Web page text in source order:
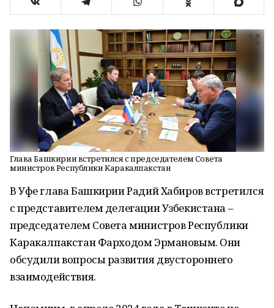
Глава Башкирии встретился с председателем Совета
министров Республики Каракалпакстан
В Уфе глава Башкирии Радий Хабиров встретился
с представителем делегации Узбекистана –
председателем Совета министров Республики
Каракалпакстан Фарходом Эрмановым. Они
обсудили вопросы развития двустороннего
взаимодействия.